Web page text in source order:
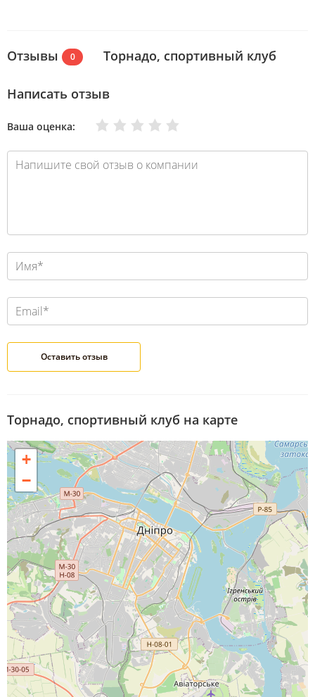
Отзывы 0 Торнадо, спортивный клуб
Написать отзыв
Ваша оценка: Отлично
Хорошо
Нормально
Плохо
Очень плохо
Торнадо, спортивный клуб на карте
+
−